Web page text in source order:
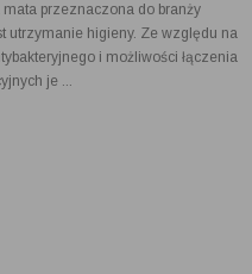
przeznaczona do branży
utrzymanie higieny. Ze względu na
i możliwości łączenia
je ...